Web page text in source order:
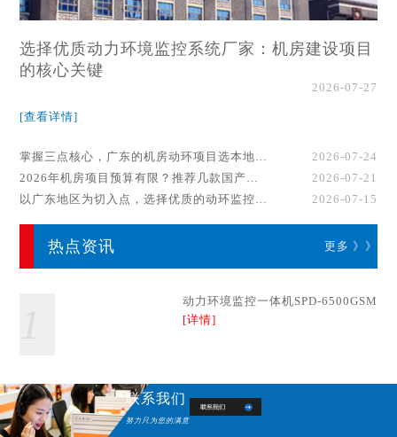
选择优质动力环境监控系统厂家：机房建设项目
的核心关键
2026-07-27
[查看详情]
掌握三点核心，广东的机房动环项目选本地厂家事半功倍！
2026-07-24
2026年机房项目预算有限？推荐几款国产动环监控系统品牌
2026-07-21
以广东地区为切入点，选择优质的动环监控系统厂家
2026-07-15
热点资讯 更多 》》
动力环境监控一体机SPD-6500GSM
[详情]
联系我们
努力只为您的满意